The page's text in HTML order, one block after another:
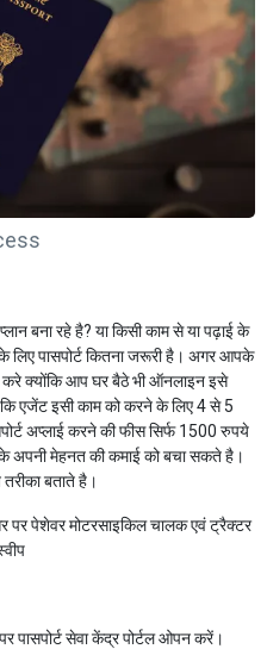
बना रहे है? या किसी काम से या पढ़ाई के
लिए पासपोर्ट कितना जरूरी है। अगर आपके
न करे क्योंकि आप घर बैठे भी ऑनलाइन इसे
एजेंट इसी काम को करने के लिए 4 से 5
अप्लाई करने की फीस सिर्फ 1500 रुपये
अपनी मेहनत की कमाई को बचा सकते है।
बताते है।
पर पेशेवर मोटरसाइकिल चालक एवं ट्रैक्टर
सेवा केंद्र पोर्टल ओपन करें।